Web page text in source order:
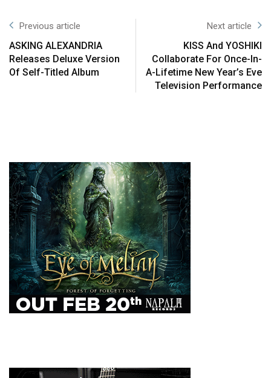
Previous article
ASKING ALEXANDRIA
Releases Deluxe Version
Of Self-Titled Album
Next article
KISS And YOSHIKI
Collaborate For Once-In-
A-Lifetime New Year’s Eve
Television Performance